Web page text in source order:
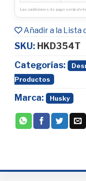
Las condiciones de pago serán
Añadir a la Lista
SKU: HKD354T
Categorías:
Productos
Marca: Husky